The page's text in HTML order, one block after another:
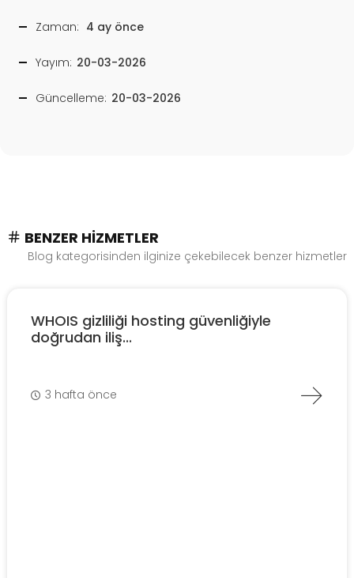
Zaman: 4 ay önce
Yayım: 20-03-2026
Güncelleme: 20-03-2026
BENZER HIZMETLER
Blog kategorisinden ilginize çekebilecek benzer hizmetler
WHOIS gizliliği hosting güvenliğiyle
doğrudan iliş...
3 hafta önce